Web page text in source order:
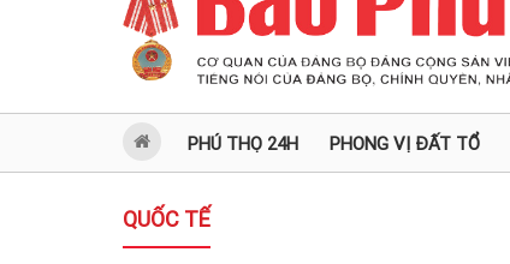
PHÚ THỌ 24H PHONG VỊ ĐẤT TỔ
QUỐC TẾ